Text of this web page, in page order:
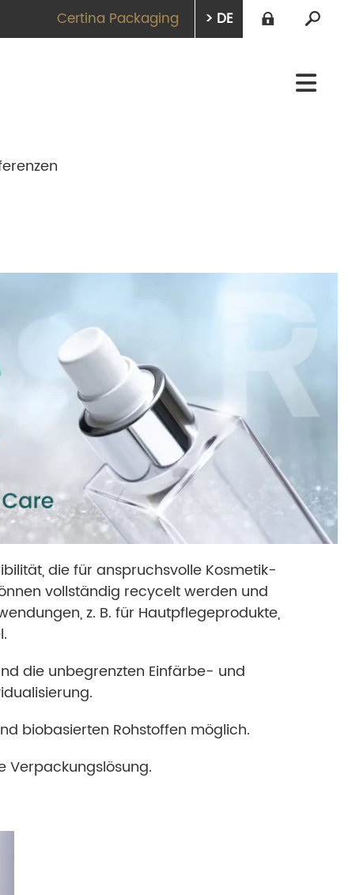
Certina Packaging > DE
die für anspruchsvolle Kosmetik-
vollständig recycelt werden und
z. B. für Hautpflegeprodukte,
die unbegrenzten Einfärbe- und
biobasierten Rohstoffen möglich.
Verpackungslösung.